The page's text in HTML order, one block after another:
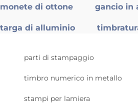
monete di ottone gancio in
targa di alluminio
parti di stampaggio
timbro numerico in metallo
stampi per lamiera